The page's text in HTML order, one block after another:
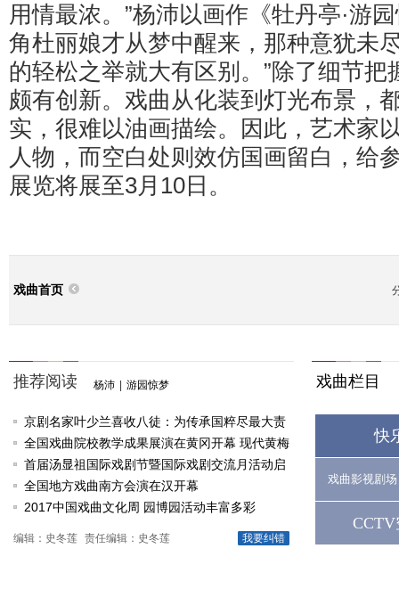
用情最浓。”杨沛以画作《牡丹亭·游
角杜丽娘才从梦中醒来，那种意犹未
的轻松之举就大有区别。”除了细节
颇有创新。戏曲从化装到灯光布景，
实，很难以油画描绘。因此，艺术家
人物，而空白处则效仿国画留白，给
展览将展至3月10日。
戏曲首页
推荐阅读 杨沛 游园惊梦
京剧名家叶少兰喜收八徒：为传承国粹尽最大责
任
全国戏曲院校教学成果展演在黄冈开幕 现代黄梅
戏《槐花谣》倾情..
首届汤显祖国际戏剧节暨国际戏剧交流月活动启
动
全国地方戏曲南方会演在汉开幕
2017中国戏曲文化周 园博园活动丰富多彩
我要纠错
编辑：史冬莲 责任编辑：史冬莲
戏曲栏目
快
戏曲影视剧场